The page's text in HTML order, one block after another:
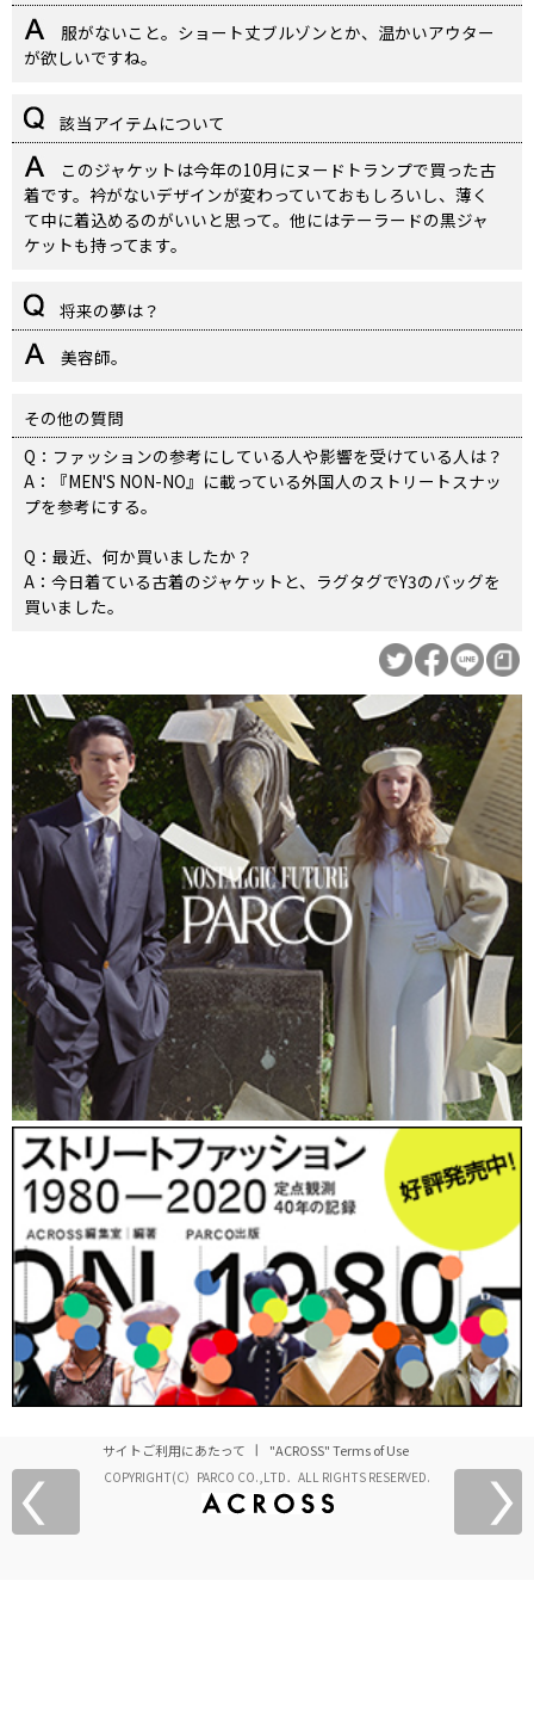
服がないこと。ショート丈ブルゾンとか、温かいアウター
が欲しいですね。
該当アイテムについて
このジャケットは今年の10月にヌードトランプで買った古
着です。衿がないデザインが変わっていておもしろいし、薄く
て中に着込めるのがいいと思って。他にはテーラードの黒ジャ
ケットも持ってます。
将来の夢は？
美容師。
その他の質問
Q：ファッションの参考にしている人や影響を受けている人は？
A：『MEN'S NON-NO』に載っている外国人のストリートスナッ
プを参考にする。
Q：最近、何か買いましたか？
A：今日着ている古着のジャケットと、ラグタグでY3のバッグを
買いました。
サイトご利用にあたって "ACROSS" Terms of Use
COPYRIGHT(C）PARCO CO.,LTD．ALL RIGHTS RESERVED.